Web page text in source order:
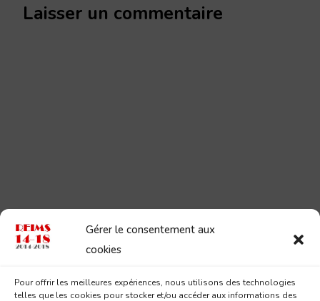
Gérer le consentement aux
cookies
Pour offrir les meilleures expériences, nous utilisons des technologies
telles que les cookies pour stocker et/ou accéder aux informations des
Laisser un commentaire